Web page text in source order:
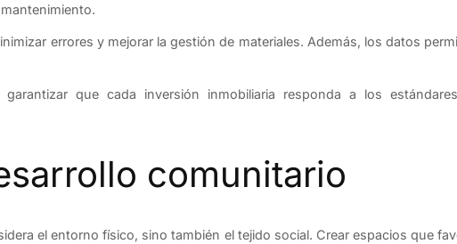
errores y mejorar la gestión de materiales. Además, los datos
garantizar que cada inversión inmobiliaria responda a los
comunitario
el entorno físico, sino también el tejido social. Crear espacios que